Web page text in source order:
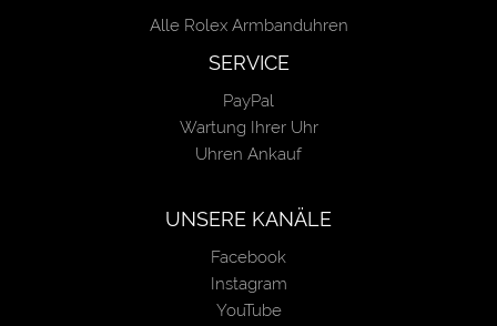
Alle Rolex Armbanduhren
SERVICE
PayPal
Wartung Ihrer Uhr
Uhren Ankauf
UNSERE KANÄLE
Facebook
Instagram
YouTube